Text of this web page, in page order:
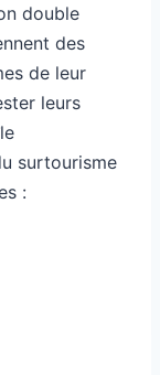
double
des
de leur
leurs
surtourisme
: